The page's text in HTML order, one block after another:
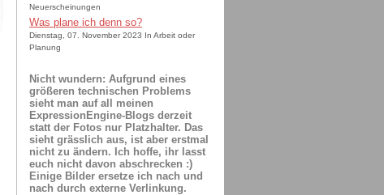
Neuerscheinungen
Was plane ich denn so?
Dienstag, 07. November 2023 In Arbeit oder
Planung
Nicht wundern: Aufgrund eines
größeren technischen Problems
sieht man auf all meinen
ExpressionEngine-Blogs derzeit
statt der Fotos nur Platzhalter. Das
sieht grässlich aus, ist aber erstmal
nicht zu ändern. Ich hoffe, ihr lasst
euch nicht davon abschrecken :)
Einige Bilder ersetze ich nach und
nach durch externe Verlinkung.